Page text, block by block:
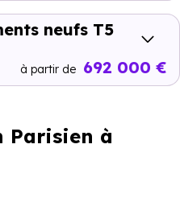
neufs T5
à partir de 692 000 €
Parisien à